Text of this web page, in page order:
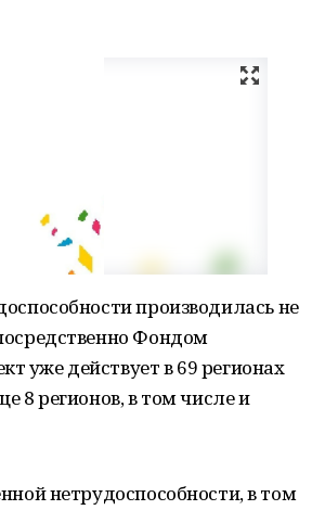
производилась не
Фондом
уже действует в 69 регионах
8 регионов, в том числе и
нетрудоспособности, в том